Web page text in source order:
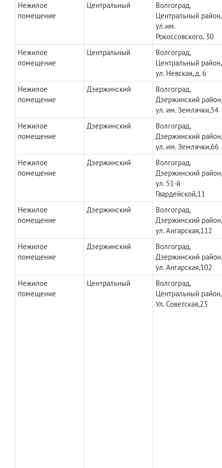
Нежилое
помещение
Центральный
Волгоград,
Центральный район,
ул.им.
Рокоссовского, 30
Нежилое
помещение
Центральный
Волгоград,
Центральный район,
ул. Невская, д. 6
Нежилое
помещение
Дзержинский
Волгоград,
Дзержинский район,
ул. им. Землячки,54
Нежилое
помещение
Дзержинский
Волгоград,
Дзержинский район,
ул. им. Землячки,66
Нежилое
помещение
Дзержинский
Волгоград,
Дзержинский район,
ул. 51-й
Гвардейской,11
Нежилое
помещение
Дзержинский
Волгоград,
Дзержинский район,
ул. Ангарская,112
Нежилое
помещение
Дзержинский
Волгоград,
Дзержинский район,
ул. Ангарская,102
Нежилое
помещение
Центральный
Волгоград,
Центральный район,
Ул. Советская,23